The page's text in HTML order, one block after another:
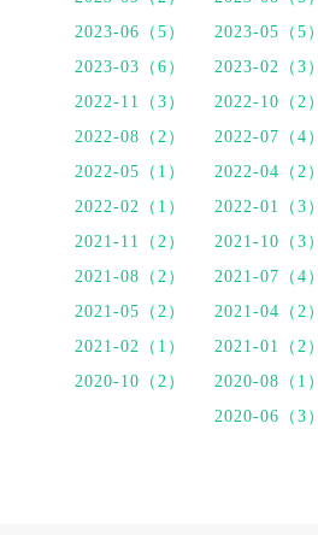
2023-06（5）
2023-05（5）
2023-03（6）
2023-02（3）
2022-11（3）
2022-10（2）
2022-08（2）
2022-07（4）
2022-05（1）
2022-04（2）
2022-02（1）
2022-01（3）
2021-11（2）
2021-10（3）
2021-08（2）
2021-07（4）
2021-05（2）
2021-04（2）
2021-02（1）
2021-01（2）
2020-10（2）
2020-08（1）
2020-06（3）